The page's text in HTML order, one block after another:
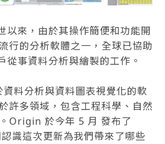
來，由於其操作簡便和功能開
行的分析軟體之一，全球已協助
從事資料分析與繪製的工作。
料分析與資料圖表視覺化的軟
許多領域，包含工程科學、自然
Origin 於今年 5 月 發布了
識這次更新為我們帶來了哪些